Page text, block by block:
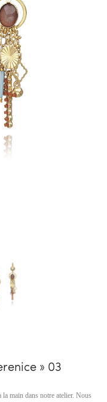
» 03
main dans notre atelier. Nous